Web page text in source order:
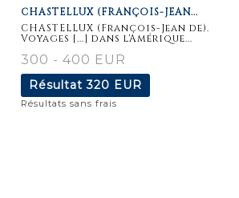
détaillée
CHASTELLUX (FRANÇOIS-JEAN...
CHASTELLUX (François-Jean de).
Voyages [...] dans l'Amérique...
300 - 400 EUR
Résultat320 EUR
Résultats sans frais